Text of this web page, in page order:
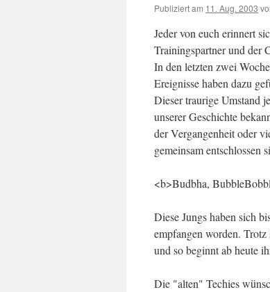
Publiziert am 11. Aug. 2003
Jeder von euch erinnert
Trainingspartner und der
In den letzten zwei
Ereignisse haben dazu
Dieser traurige Umstand
unserer Geschichte
der Vergangenheit oder
gemeinsam entschlossen
<b>Budbha,
Diese Jungs haben sich
empfangen worden.
und so beginnt ab heute
Die "alten" Techies